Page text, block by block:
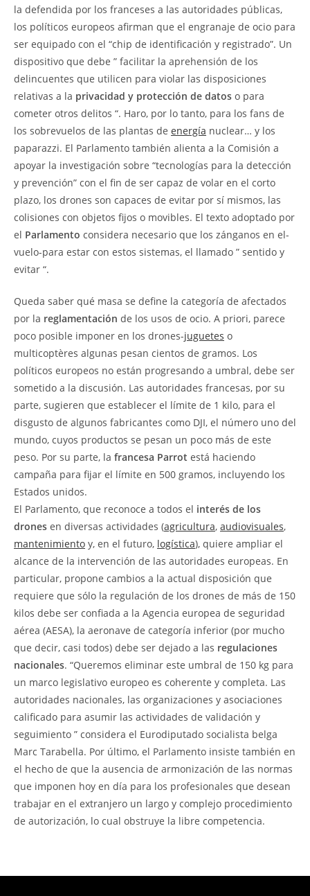
la defendida por los franceses a las autoridades públicas,
los políticos europeos afirman que el engranaje de ocio para
ser equipado con el “chip de identificación y registrado”. Un
dispositivo que debe ” facilitar la aprehensión de los
delincuentes que utilicen para violar las disposiciones
relativas a la privacidad y protección de datos o para
cometer otros delitos “. Haro, por lo tanto, para los fans de
los sobrevuelos de las plantas de energía nuclear… y los
paparazzi. El Parlamento también alienta a la Comisión a
apoyar la investigación sobre “tecnologías para la detección
y prevención” con el fin de ser capaz de volar en el corto
plazo, los drones son capaces de evitar por sí mismos, las
colisiones con objetos fijos o movibles. El texto adoptado por
el Parlamento considera necesario que los zánganos en el-
vuelo-para estar con estos sistemas, el llamado ” sentido y
evitar “.
Queda saber qué masa se define la categoría de afectados
por la reglamentación de los usos de ocio. A priori, parece
poco posible imponer en los drones-juguetes o
multicoptères algunas pesan cientos de gramos. Los
políticos europeos no están progresando a umbral, debe ser
sometido a la discusión. Las autoridades francesas, por su
parte, sugieren que establecer el límite de 1 kilo, para el
disgusto de algunos fabricantes como DJI, el número uno del
mundo, cuyos productos se pesan un poco más de este
peso. Por su parte, la francesa Parrot está haciendo
campaña para fijar el límite en 500 gramos, incluyendo los
Estados unidos.
El Parlamento, que reconoce a todos el interés de los
drones en diversas actividades (agricultura, audiovisuales,
mantenimiento y, en el futuro, logística), quiere ampliar el
alcance de la intervención de las autoridades europeas. En
particular, propone cambios a la actual disposición que
requiere que sólo la regulación de los drones de más de 150
kilos debe ser confiada a la Agencia europea de seguridad
aérea (AESA), la aeronave de categoría inferior (por mucho
que decir, casi todos) debe ser dejado a las regulaciones
nacionales. “Queremos eliminar este umbral de 150 kg para
un marco legislativo europeo es coherente y completa. Las
autoridades nacionales, las organizaciones y asociaciones
calificado para asumir las actividades de validación y
seguimiento ” considera el Eurodiputado socialista belga
Marc Tarabella. Por último, el Parlamento insiste también en
el hecho de que la ausencia de armonización de las normas
que imponen hoy en día para los profesionales que desean
trabajar en el extranjero un largo y complejo procedimiento
de autorización, lo cual obstruye la libre competencia.